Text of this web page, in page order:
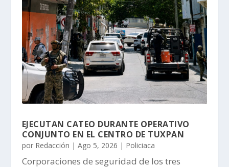
EJECUTAN CATEO DURANTE OPERATIVO
CONJUNTO EN EL CENTRO DE TUXPAN
por Redacción | Ago 5, 2026 | Policiaca
Corporaciones de seguridad de los tres